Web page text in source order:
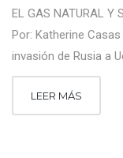
EL GAS NATURAL Y
Por: Katherine
invasión de Rusia a
LEER MÁS